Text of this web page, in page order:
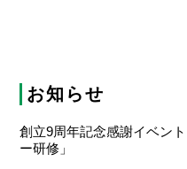
お知らせ
創立9周年記念感謝イベン
ー研修」